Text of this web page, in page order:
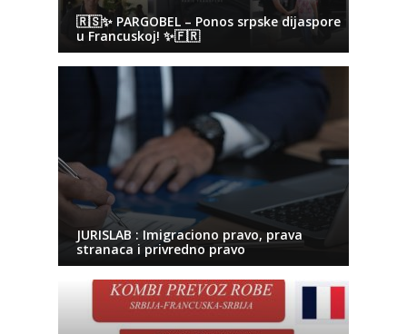
🇷🇸✨ PARGOBEL – Ponos srpske dijaspore
u Francuskoj! ✨🇫🇷
JURISLAB : Imigraciono pravo, prava
stranaca i privredno pravo